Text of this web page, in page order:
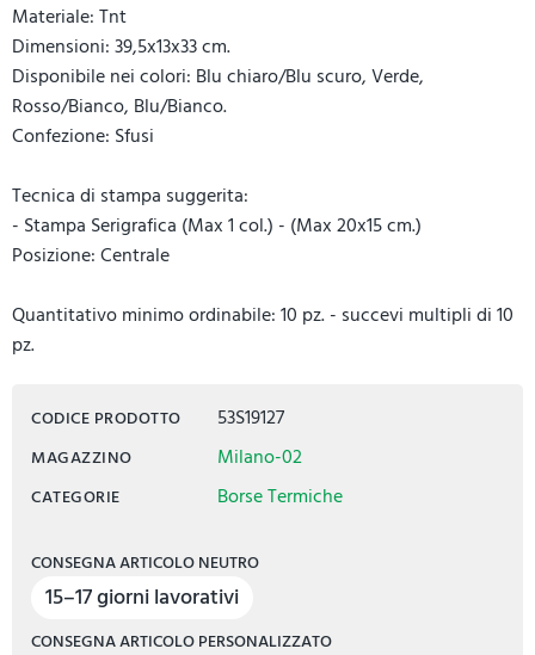
Materiale: Tnt
Dimensioni: 39,5x13x33 cm.
Disponibile nei colori: Blu chiaro/Blu scuro, Verde,
Rosso/Bianco, Blu/Bianco.
Confezione: Sfusi
Tecnica di stampa suggerita:
- Stampa Serigrafica (Max 1 col.) - (Max 20x15 cm.)
Posizione: Centrale
Quantitativo minimo ordinabile: 10 pz. - succevi multipli di 10
pz.
CODICE PRODOTTO 53S19127
MAGAZZINO Milano-02
CATEGORIE Borse Termiche
CONSEGNA ARTICOLO NEUTRO
15–17 giorni lavorativi
CONSEGNA ARTICOLO PERSONALIZZATO